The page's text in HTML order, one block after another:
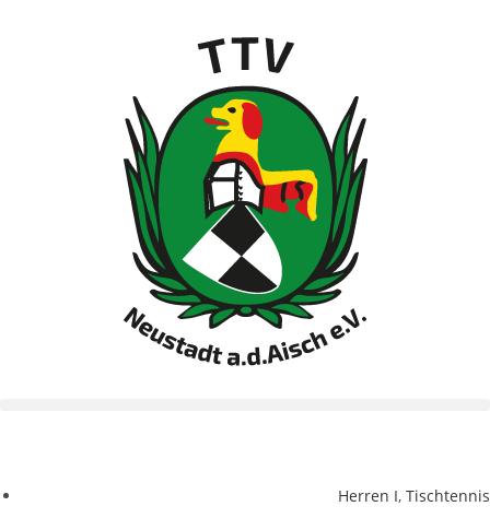
Herren I, Tischtennis